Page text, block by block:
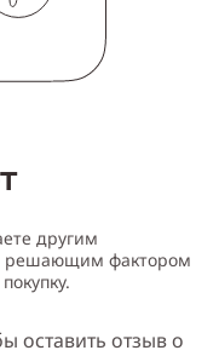
другим
решающим фактором
оставить отзыв о